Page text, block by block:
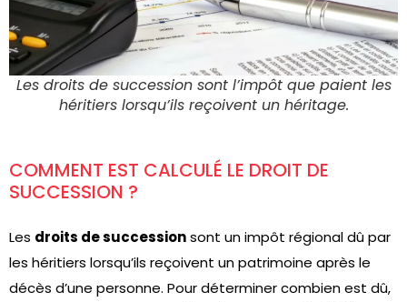
Les droits de succession sont l’impôt que paient les
héritiers lorsqu’ils reçoivent un héritage.
COMMENT EST CALCULÉ LE DROIT DE
SUCCESSION ?
Les droits de successionsont un impôt régional dû par
les héritiers lorsqu’ils reçoivent un patrimoine après le
décès d’une personne. Pour déterminer combien est dû,